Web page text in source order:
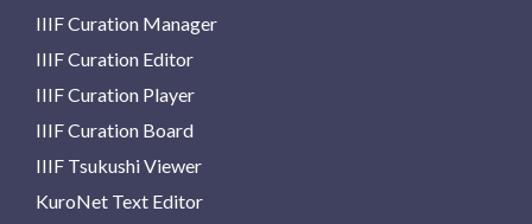
IIIF Curation Manager
IIIF Curation Editor
IIIF Curation Player
IIIF Curation Board
IIIF Tsukushi Viewer
KuroNet Text Editor